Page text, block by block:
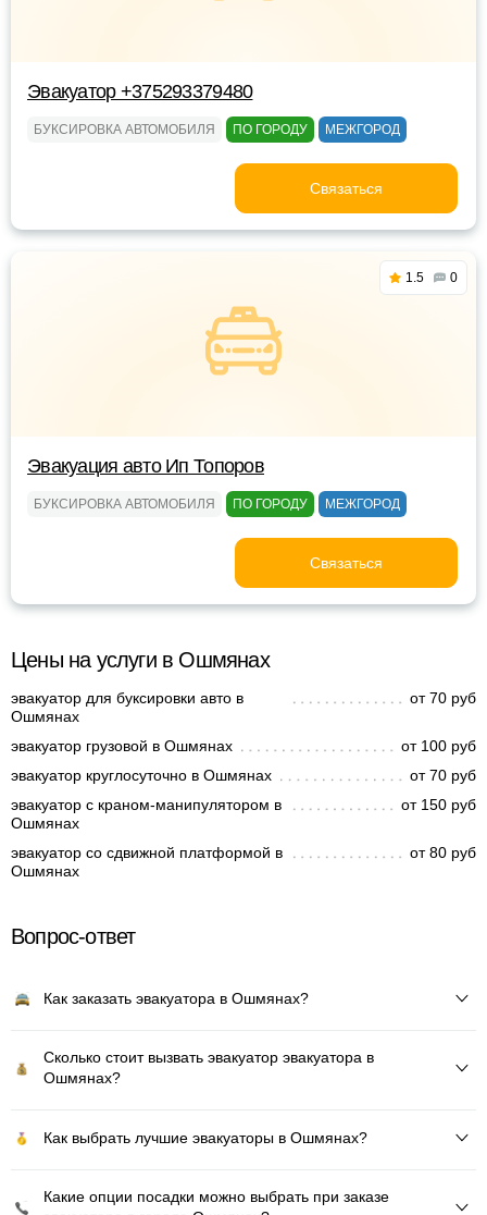
Эвакуатор +375293379480
БУКСИРОВКА АВТОМОБИЛЯ ПО ГОРОДУ МЕЖГОРОД
Связаться
1.5 0
Эвакуация авто Ип Топоров
БУКСИРОВКА АВТОМОБИЛЯ ПО ГОРОДУ МЕЖГОРОД
Связаться
Цены на услуги в Ошмянах
эвакуатор для буксировки авто в
Ошмянах
от 70 руб
эвакуатор грузовой в Ошмянах
от 100 руб
эвакуатор круглосуточно в Ошмянах
от 70 руб
эвакуатор с краном-манипулятором в
Ошмянах
от 150 руб
эвакуатор со сдвижной платформой в
Ошмянах
от 80 руб
Вопрос-ответ
Как заказать эвакуатора в Ошмянах?
Сколько стоит вызвать эвакуатор эвакуатора в
Ошмянах?
Как выбрать лучшие эвакуаторы в Ошмянах?
Какие опции посадки можно выбрать при заказе